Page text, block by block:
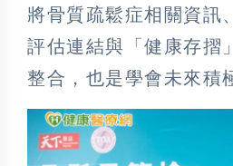
將骨質疏鬆症相關資訊
評估連結與「健康存摺
整合，也是學會未來積